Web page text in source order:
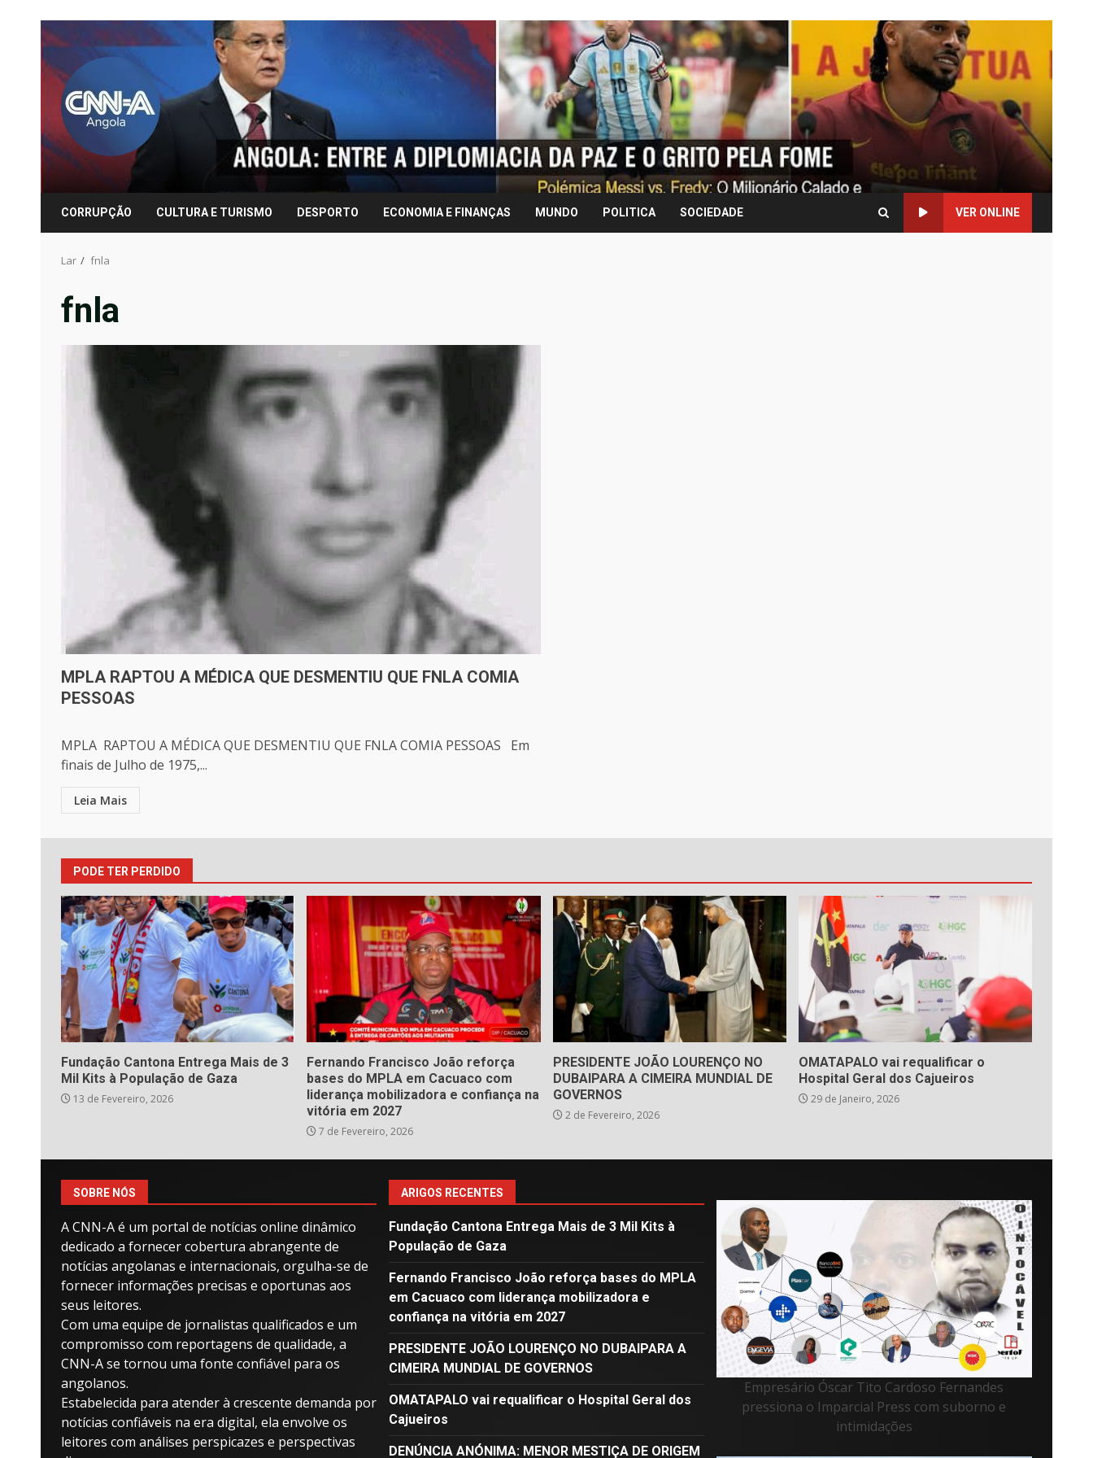
Pular
para
o
conteúdo
CORRUPÇÃO CULTURA E TURISMO DESPORTO ECONOMIA E FINANÇAS MUNDO POLITICA SOCIEDADE VER ONLINE
Lar fnla
fnla
MPLA RAPTOU A MÉDICA QUE DESMENTIU QUE FNLA COMIA
PESSOAS
MPLA RAPTOU A MÉDICA QUE DESMENTIU QUE FNLA COMIA PESSOAS Em
finais de Julho de 1975,...
Leia Mais
PODE TER PERDIDO
Fundação Cantona Entrega Mais de 3
Mil Kits à População de Gaza
13 de Fevereiro, 2026
Fernando Francisco João reforça
bases do MPLA em Cacuaco com
liderança mobilizadora e confiança na
vitória em 2027
7 de Fevereiro, 2026
PRESIDENTE JOÃO LOURENÇO NO
DUBAIPARA A CIMEIRA MUNDIAL DE
GOVERNOS
2 de Fevereiro, 2026
OMATAPALO vai requalificar o
Hospital Geral dos Cajueiros
29 de Janeiro, 2026
SOBRE NÓS
A CNN-A é um portal de notícias online dinâmico
dedicado a fornecer cobertura abrangente de
notícias angolanas e internacionais, orgulha-se de
fornecer informações precisas e oportunas aos
seus leitores.
Com uma equipe de jornalistas qualificados e um
compromisso com reportagens de qualidade, a
CNN-A se tornou uma fonte confiável para os
angolanos.
Estabelecida para atender à crescente demanda por
notícias confiáveis ​​na era digital, ela envolve os
leitores com análises perspicazes e perspectivas
ARIGOS RECENTES
Fundação Cantona Entrega Mais de 3 Mil Kits à
População de Gaza
Fernando Francisco João reforça bases do MPLA
em Cacuaco com liderança mobilizadora e
confiança na vitória em 2027
PRESIDENTE JOÃO LOURENÇO NO DUBAIPARA A
CIMEIRA MUNDIAL DE GOVERNOS
OMATAPALO vai requalificar o Hospital Geral dos
Cajueiros
DENÚNCIA ANÓNIMA: MENOR MESTIÇA DE ORIGEM
Empresário Óscar Tito Cardoso Fernandes
pressiona o Imparcial Press com suborno e
intimidações